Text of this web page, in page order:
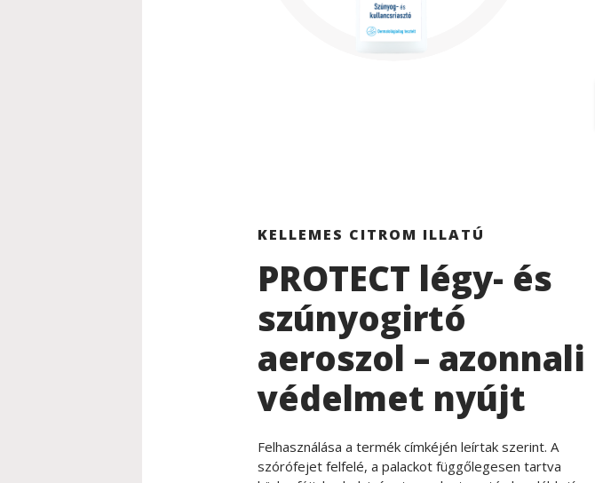
KELLEMES CITROM ILLATÚ
PROTECT légy- és
szúnyogirtó
aeroszol – azonnali
védelmet nyújt
Felhasználása a termék címkéjén leírtak szerint. A
szórófejet felfelé, a palackot függőlegesen tartva